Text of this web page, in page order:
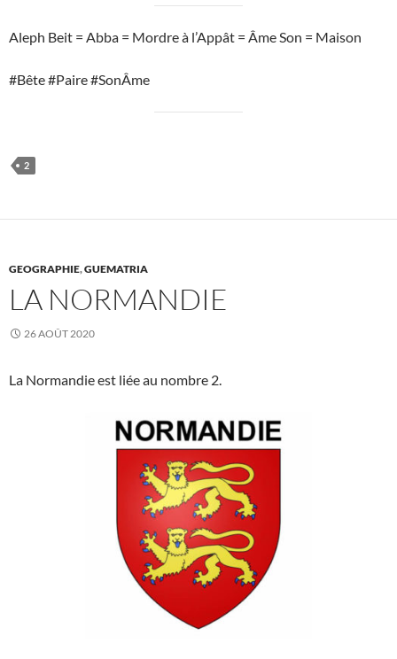
Aleph Beit = Abba = Mordre à l’Appât = Âme Son = Maison
#Bête #Paire #SonÂme
2
GEOGRAPHIE,GUEMATRIA
LA NORMANDIE
26 AOÛT 2020
La Normandie est liée au nombre 2.